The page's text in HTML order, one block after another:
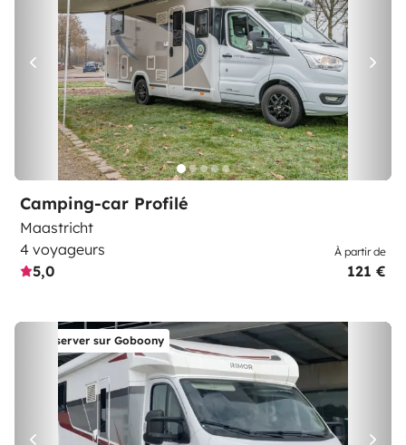
Camping-car Profilé
Maastricht
4 voyageurs
5,0
À partir de
121 €
Réserver sur Goboony